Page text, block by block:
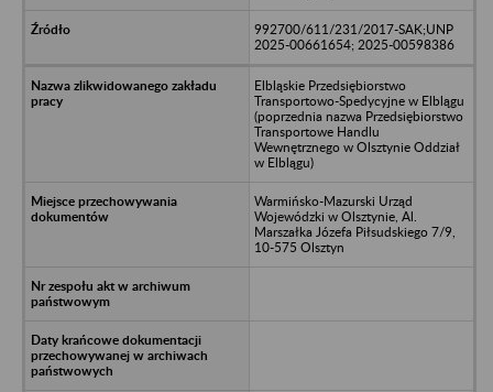
992700/611/231/2017-SAK;UNP
2025-00661654; 2025-00598386
Elbląskie Przedsiębiorstwo
Transportowo-Spedycyjne w Elblągu
(poprzednia nazwa Przedsiębiorstwo
Transportowe Handlu
Wewnętrznego w Olsztynie Oddział
w Elblągu)
Warmińsko-Mazurski Urząd
Wojewódzki w Olsztynie, Al.
Marszałka Józefa Piłsudskiego 7/9,
10-575 Olsztyn